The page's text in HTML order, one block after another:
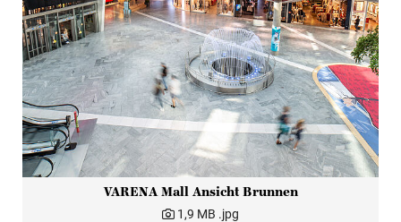
VARENA Mall Ansicht Brunnen
1,9 MB .jpg